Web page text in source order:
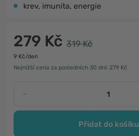
krev, imunita, energie
279 Kč 319 Kč
9 Kč/den
Nejnižší cena za posledních 30 dní: 279 Kč
-
Přidat do košíku